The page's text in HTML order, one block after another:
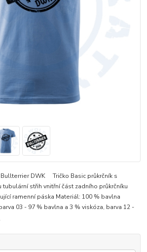
DWK Tričko Basic průkrčník s
střih vnitřní část zadního průkrčníku
ramenní páska Materiál: 100 % bavlna
03 - 97 % bavlna a 3 % viskóza, barva 12 -